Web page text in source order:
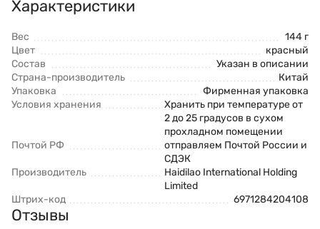
Характеристики
Вес
144 г
Цвет
красный
Состав
Указан в описании
Страна-производитель
Китай
Упаковка
Фирменная упаковка
Условия хранения
Хранить при температуре от
2 до 25 градусов в сухом
прохладном помещении
Почтой РФ
отправляем Почтой России и
СДЭК
Производитель
Haidilao International Holding
Limited
Штрих-код
6971284204108
Отзывы